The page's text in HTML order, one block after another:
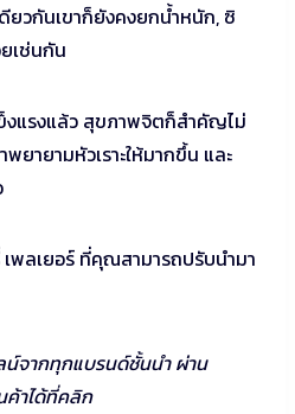
วกันเขาก็ยังคงยกน้ำหนัก, ซิ
เช่นกัน
งแรงแล้ว สุขภาพจิตก็สำคัญไม่
ยายามหัวเราะให้มากขึ้น และ
พลเยอร์ ที่คุณสามารถปรับนำมา
จากทุกแบรนด์ชั้นนำ ผ่าน
ค้าได้ที่คลิก